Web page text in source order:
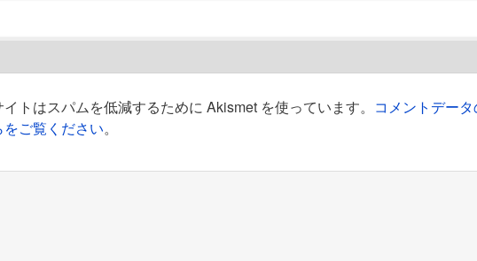
イトはスパムを低減するために Akismet を使っています。 コメントデー
をご覧ください。